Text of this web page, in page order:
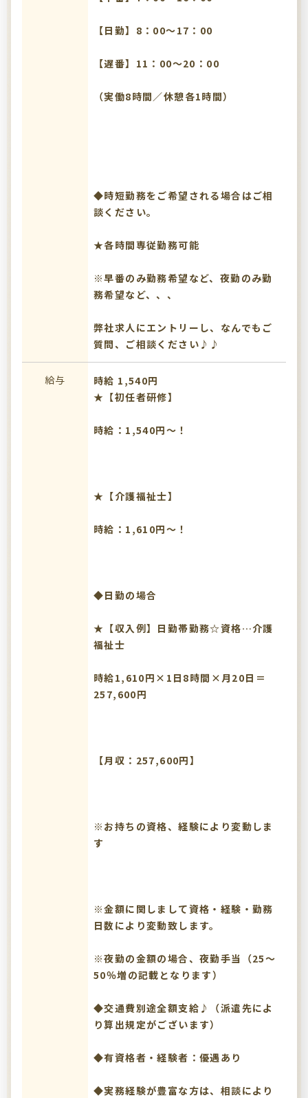
【日勤】8：00～17：00
【遅番】11：00～20：00
（実働8時間／休憩各1時間）
◆時短勤務をご希望される場合はご相
談ください。
★各時間専従勤務可能
※早番のみ勤務希望など、夜勤のみ勤
務希望など、、、
弊社求人にエントリーし、なんでもご
質問、ご相談ください♪♪
給与
時給 1,540円
★【初任者研修】
時給：1,540円～！
★【介護福祉士】
時給：1,610円～！
◆日勤の場合
★【収入例】日勤帯勤務☆資格…介護
福祉士
時給1,610円×1日8時間×月20日＝
257,600円
【月収：257,600円】
※お持ちの資格、経験により変動しま
す
※金額に関しまして資格・経験・勤務
日数により変動致します。
※夜勤の金額の場合、夜勤手当（25～
50％増の記載となります）
◆交通費別途全額支給♪（派遣先によ
り算出規定がございます）
◆有資格者・経験者：優遇あり
◆実務経験が豊富な方は、相談により